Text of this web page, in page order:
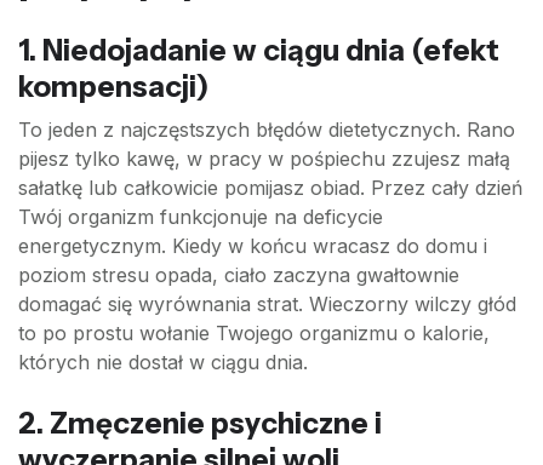
1. Niedojadanie w ciągu dnia (efekt
kompensacji)
To jeden z najczęstszych błędów dietetycznych. Rano
pijesz tylko kawę, w pracy w pośpiechu zzujesz małą
sałatkę lub całkowicie pomijasz obiad. Przez cały dzień
Twój organizm funkcjonuje na deficycie
energetycznym. Kiedy w końcu wracasz do domu i
poziom stresu opada, ciało zaczyna gwałtownie
domagać się wyrównania strat. Wieczorny wilczy głód
to po prostu wołanie Twojego organizmu o kalorie,
których nie dostał w ciągu dnia.
2. Zmęczenie psychiczne i